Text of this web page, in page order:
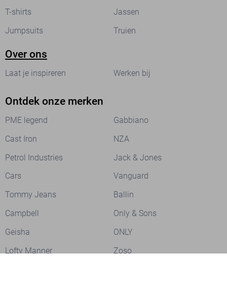
T-shirts
Jassen
Jumpsuits
Truien
Over ons
Laat je inspireren Werken bij
Ontdek onze merken
PME legend
Gabbiano
Cast Iron
NZA
Petrol Industries
Jack & Jones
Cars
Vanguard
Tommy Jeans
Ballin
Campbell
Only & Sons
Geisha
ONLY
Lofty Manner
Zoso